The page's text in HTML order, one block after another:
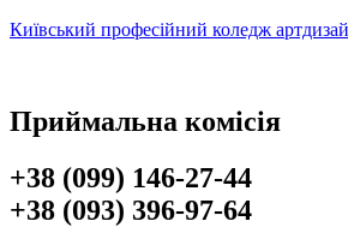
Київський професійний коледж
Приймальна комісія
+38 (099) 146-27-44
+38 (093) 396-97-64